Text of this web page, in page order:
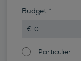
Budget *
Particulier